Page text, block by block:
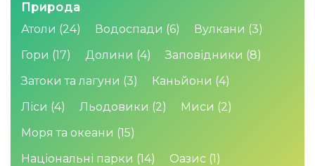
Природа
Атоли (24) Водоспади (6) Вулкани (3)
Гори (17) Долини (4) Заповідники (8)
Затоки та лагуни (3) Каньйони (4)
Ліси (4) Льодовики (2) Миси (2)
Моря та океани (15)
Національні парки (14) Оазис (1)